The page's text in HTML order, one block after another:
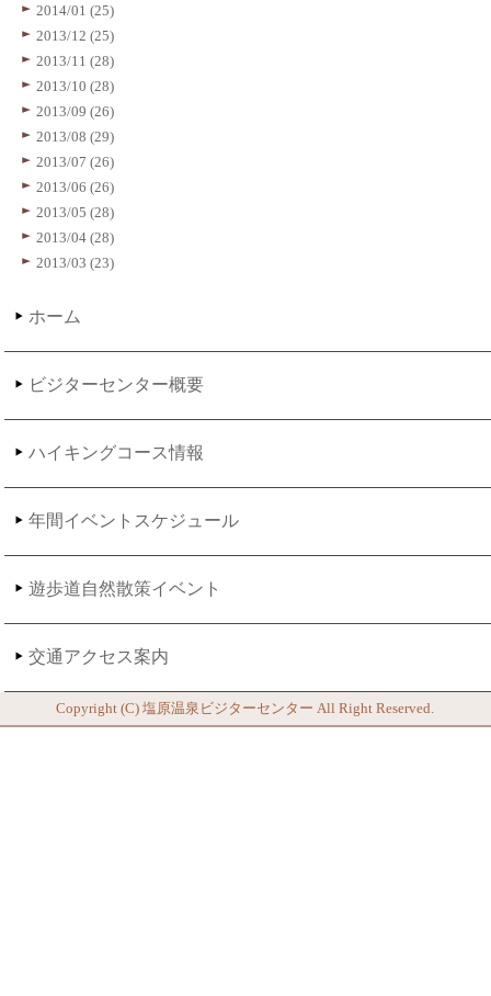
2014/01 (25)
2013/12 (25)
2013/11 (28)
2013/10 (28)
2013/09 (26)
2013/08 (29)
2013/07 (26)
2013/06 (26)
2013/05 (28)
2013/04 (28)
2013/03 (23)
ホーム
ビジターセンター概要
ハイキングコース情報
年間イベントスケジュール
遊歩道自然散策イベント
交通アクセス案内
Copyright (C)塩原温泉ビジターセンター All Right Reserved.